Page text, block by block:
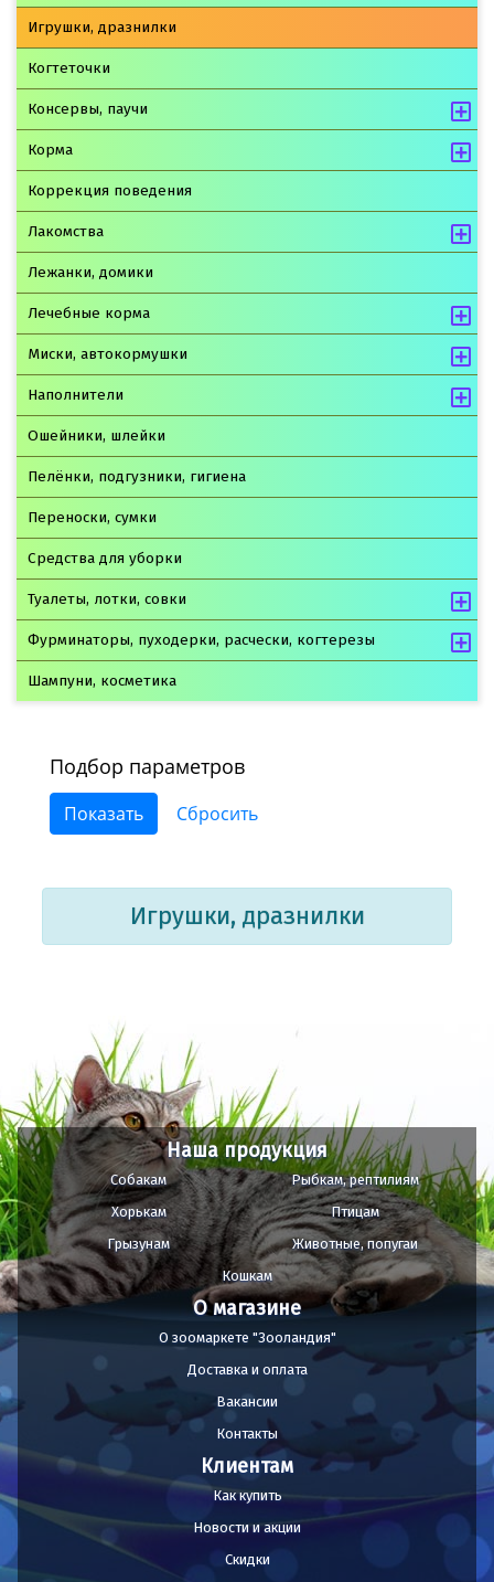
Игрушки, дразнилки
Когтеточки
Консервы, паучи
Корма
Коррекция поведения
Лакомства
Лежанки, домики
Лечебные корма
Миски, автокормушки
Наполнители
Ошейники, шлейки
Пелёнки, подгузники, гигиена
Переноски, сумки
Средства для уборки
Туалеты, лотки, совки
Фурминаторы, пуходерки, расчески, когтерезы
Шампуни, косметика
Подбор параметров
Игрушки, дразнилки
Наша продукция
Собакам
Рыбкам, рептилиям
Хорькам
Птицам
Грызунам
Животные, попугаи
Кошкам
О магазине
О зоомаркете "Зооландия"
Доставка и оплата
Вакансии
Контакты
Клиентам
Как купить
Новости и акции
Скидки